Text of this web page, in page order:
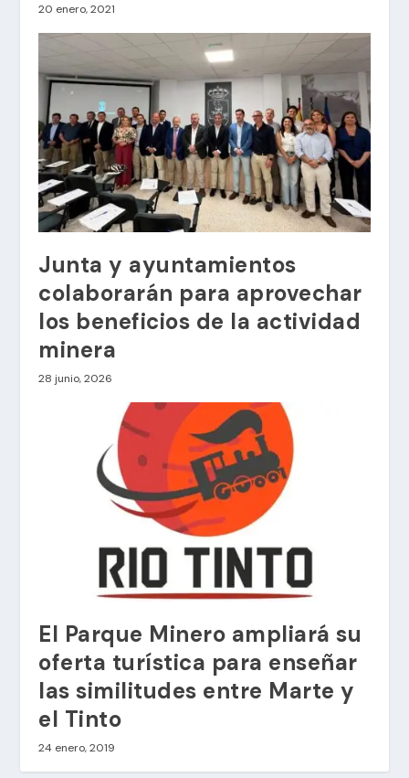
20 enero, 2021
Junta y ayuntamientos
colaborarán para aprovechar
los beneficios de la actividad
minera
28 junio, 2026
El Parque Minero ampliará su
oferta turística para enseñar
las similitudes entre Marte y
el Tinto
24 enero, 2019